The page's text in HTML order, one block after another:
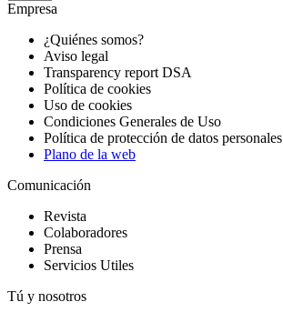
Empresa
¿Quiénes somos?
Aviso legal
Transparency report DSA
Política de cookies
Uso de cookies
Condiciones Generales de Uso
Política de protección de datos personales
Plano de la web
Comunicación
Revista
Colaboradores
Prensa
Servicios Utiles
Tú y nosotros